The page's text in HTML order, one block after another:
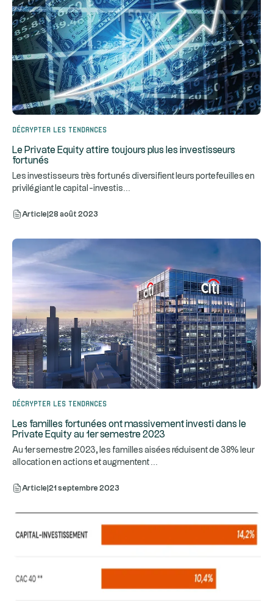
Décrypter les tendances
Le Private Equity attire toujours plus les investisseurs
fortunés
Les investisseurs très fortunés diversifient leurs portefeuilles en
privilégiant le capital-investis
Article 28 août 2023
Décrypter les tendances
Les familles fortunées ont massivement investi dans le
Private Equity au 1er semestre 2023
Au 1er semestre 2023, les familles aisées réduisent de 38% leur
allocation en actions et augmentent ...
Article 21 septembre 2023